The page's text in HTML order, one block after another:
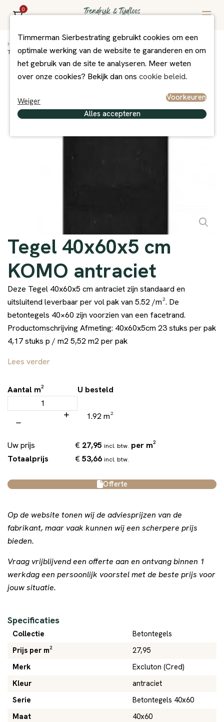
0
Home Betontegels
Tegel 40x60x5 cm KOMO antraciet
Tegel 40x60x5 cm
KOMO antraciet
Deze Tegel 40x60x5 cm antraciet zijn standaard en
uitsluitend leverbaar per vol pak van 5.52 /m². De
betontegels 40×60 zijn voorzien van een facetrand.
Productomschrijving Afmeting: 40x60x5cm 23 stuks per pak
4,17 stuks p / m2 5,52 m2 per pak
Lees verder
Aantal m² U besteld
1.92 m²
Uw prijs € 27,95 incl. btw. per m²
Totaalprijs
€53,66 incl. btw.
Offerte
Op de website tonen wij de adviesprijzen van de
fabrikant, maar vaak kunnen wij een scherpere prijs
bieden.
Vraag vrijblijvend een offerte aan en ontvang binnen 1
werkdag een persoonlijk voorstel met de beste prijs voor
jouw situatie.
Specificaties
Collectie
Betontegels
Prijs per m²
27,95
Merk
Excluton (Cred)
Kleur
antraciet
Serie
Betontegels 40x60
Maat
40x60
Timmerman Sierbestrating gebruikt cookies om een
optimale werking van de website te garanderen en om
het gebruik van de site te analyseren. Meer weten
over onze cookies? Bekijk dan ons cookie beleid.
Weiger
Voorkeuren
Alles accepteren